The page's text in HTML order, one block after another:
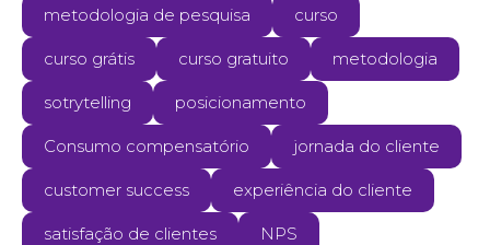
metodologia de pesquisa curso
curso grátis curso gratuito metodologia
sotrytelling posicionamento
Consumo compensatório jornada do cliente
customer success experiência do cliente
satisfação de clientes NPS